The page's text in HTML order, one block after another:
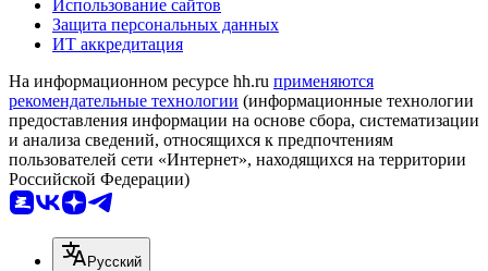
Использование сайтов
Защита персональных данных
ИТ аккредитация
На информационном ресурсе hh.ru применяются
рекомендательные технологии (информационные технологии
предоставления информации на основе сбора, систематизации
и анализа сведений, относящихся к предпочтениям
пользователей сети «Интернет», находящихся на территории
Российской Федерации)
Русский